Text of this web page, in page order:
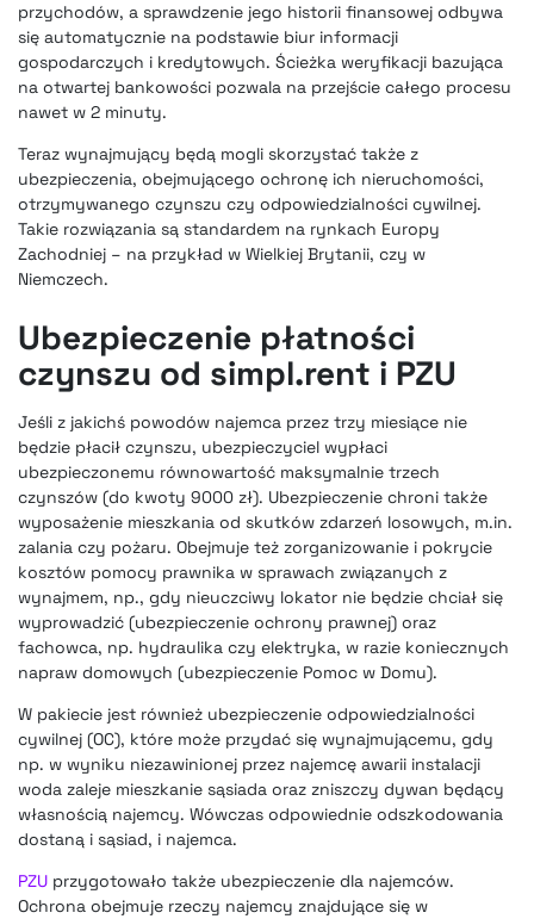
przychodów, a sprawdzenie jego historii finansowej odbywa
się automatycznie na podstawie biur informacji
gospodarczych i kredytowych. Ścieżka weryfikacji bazująca
na otwartej bankowości pozwala na przejście całego procesu
nawet w 2 minuty.
Teraz wynajmujący będą mogli skorzystać także z
ubezpieczenia, obejmującego ochronę ich nieruchomości,
otrzymywanego czynszu czy odpowiedzialności cywilnej.
Takie rozwiązania są standardem na rynkach Europy
Zachodniej – na przykład w Wielkiej Brytanii, czy w
Niemczech.
Ubezpieczenie płatności
czynszu od simpl.rent i PZU
Jeśli z jakichś powodów najemca przez trzy miesiące nie
będzie płacił czynszu, ubezpieczyciel wypłaci
ubezpieczonemu równowartość maksymalnie trzech
czynszów (do kwoty 9000 zł). Ubezpieczenie chroni także
wyposażenie mieszkania od skutków zdarzeń losowych, m.in.
zalania czy pożaru. Obejmuje też zorganizowanie i pokrycie
kosztów pomocy prawnika w sprawach związanych z
wynajmem, np., gdy nieuczciwy lokator nie będzie chciał się
wyprowadzić (ubezpieczenie ochrony prawnej) oraz
fachowca, np. hydraulika czy elektryka, w razie koniecznych
napraw domowych (ubezpieczenie Pomoc w Domu).
W pakiecie jest również ubezpieczenie odpowiedzialności
cywilnej (OC), które może przydać się wynajmującemu, gdy
np. w wyniku niezawinionej przez najemcę awarii instalacji
woda zaleje mieszkanie sąsiada oraz zniszczy dywan będący
własnością najemcy. Wówczas odpowiednie odszkodowania
dostaną i sąsiad, i najemca.
PZU przygotowało także ubezpieczenie dla najemców.
Ochrona obejmuje rzeczy najemcy znajdujące się w